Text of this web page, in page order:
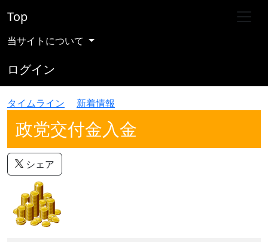
Top
当サイトについて
ログイン
タイムライン 新着情報
政党交付金入金
シェア